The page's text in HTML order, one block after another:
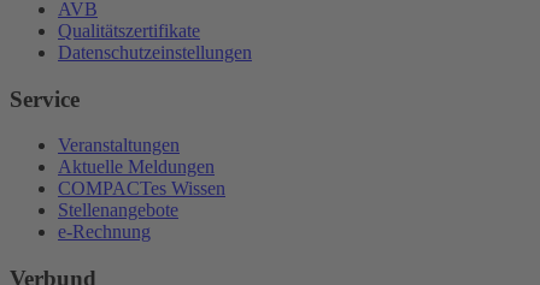
AVB
Qualitätszertifikate
Datenschutzeinstellungen
Service
Veranstaltungen
Aktuelle Meldungen
COMPACTes Wissen
Stellenangebote
e-Rechnung
Verbund